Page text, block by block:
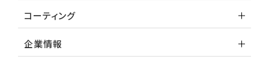
コーティング
企業情報